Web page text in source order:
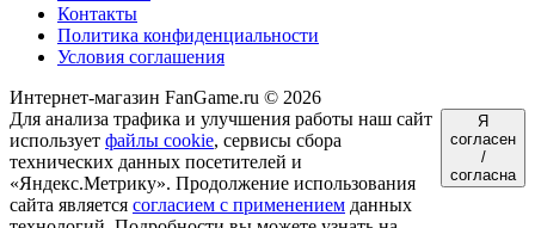
Контакты
Политика конфиденциальности
Условия соглашения
Интернет-магазин FanGame.ru © 2026
Для анализа трафика и улучшения работы наш сайт
использует файлы cookie, сервисы сбора
технических данных посетителей и
«Яндекс.Метрику». Продолжение использования
сайта является согласием с применением данных
Я
согласен
/
согласна